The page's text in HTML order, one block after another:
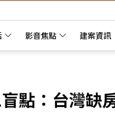
影音焦點 建案資訊
點：台灣缺